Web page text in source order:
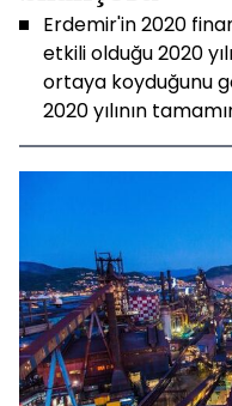
Erdemir'in 2020
etkili olduğu 2020
ortaya koyduğunu
2020 yılının